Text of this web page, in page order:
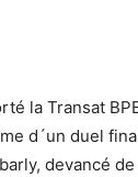
la Transat
d´un duel
devancé